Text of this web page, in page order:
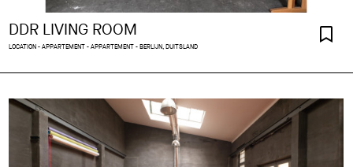
DDR LIVING ROOM
LOCATION - APPARTEMENT - APPARTEMENT - BERLIJN, DUITSLAND